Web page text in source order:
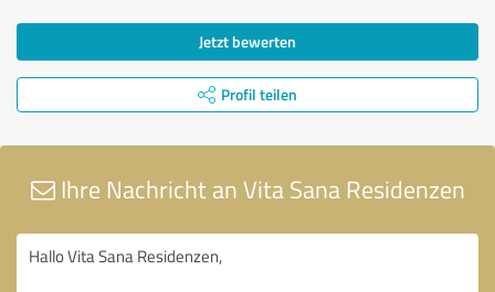
Jetzt bewerten
Profil teilen
Ihre Nachricht an Vita Sana Residenzen